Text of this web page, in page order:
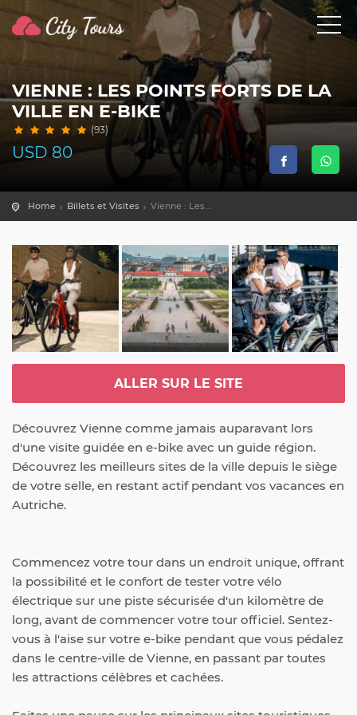
VIENNE : LES POINTS FORTS DE LA
VILLE EN E-BIKE
(93)
USD 80
Home Billets et Visites Vienne : Les...
ALLER SUR LE SITE
Découvrez Vienne comme jamais auparavant lors
d'une visite guidée en e-bike avec un guide région.
Découvrez les meilleurs sites de la ville depuis le siège
de votre selle, en restant actif pendant vos vacances en
Autriche.
Commencez votre tour dans un endroit unique, offrant
la possibilité et le confort de tester votre vélo
électrique sur une piste sécurisée d'un kilomètre de
long, avant de commencer votre tour officiel. Sentez-
vous à l'aise sur votre e-bike pendant que vous pédalez
dans le centre-ville de Vienne, en passant par toutes
les attractions célèbres et cachées.